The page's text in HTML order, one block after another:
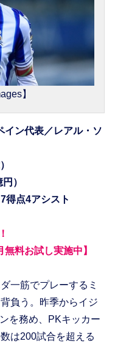
】
イン代表／レアル・ソ
）
得点4アシスト
料お試し実施中】
一筋でプレーするミ
負う。昨季からイジ
を務め、PKキッカー
は200試合を超える